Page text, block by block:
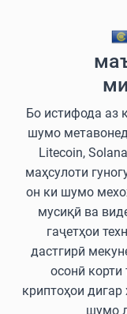
Бо истифода аз
шумо
Litecoin,
маҳсулоти
он ки шумо
мусиқӣ ва
гаҷетҳои
дастгирӣ
осонӣ
криптоҳои дигар
шумо